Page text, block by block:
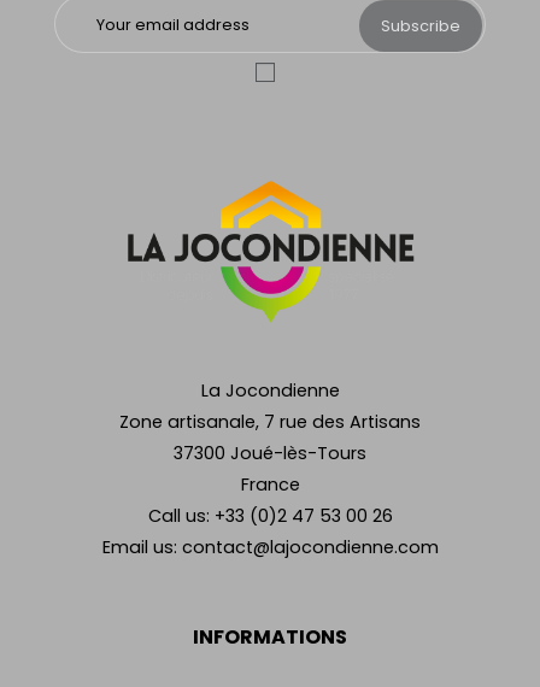
INFORMATIONS
La Jocondienne
Zone artisanale, 7 rue des Artisans
37300 Joué-lès-Tours
France
Call us: +33 (0)2 47 53 00 26
Email us: contact@lajocondienne.com
Subscribe